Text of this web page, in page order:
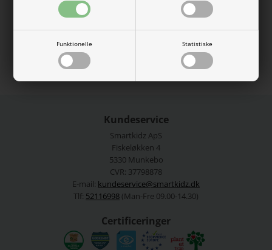
Funktionelle Statistiske
84% Polyester genanvendt, 16% Elastan
Varenummer:13253289-4946829
Kundeservice
Smartkidz ApS
Fiskeløkken 4
5330 Munkebo
CVR: 37798878
E-mail: kundeservice@smartkidz.dk
Tlf: 52116998 (Man-Fre 09.00-14.30)
Certificeringer